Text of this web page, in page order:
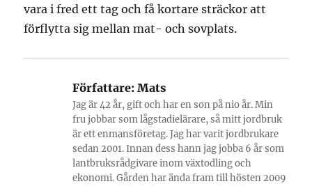
vara i fred ett tag och få kortare sträckor att
förflytta sig mellan mat- och sovplats.
Författare: Mats
Jag är 42 år, gift och har en son på nio år. Min
fru jobbar som lågstadielärare, så mitt jordbruk
är ett enmansföretag. Jag har varit jordbrukare
sedan 2001. Innan dess hann jag jobba 6 år som
lantbruksrådgivare inom växtodling och
ekonomi. Gården har ända fram till hösten 2009